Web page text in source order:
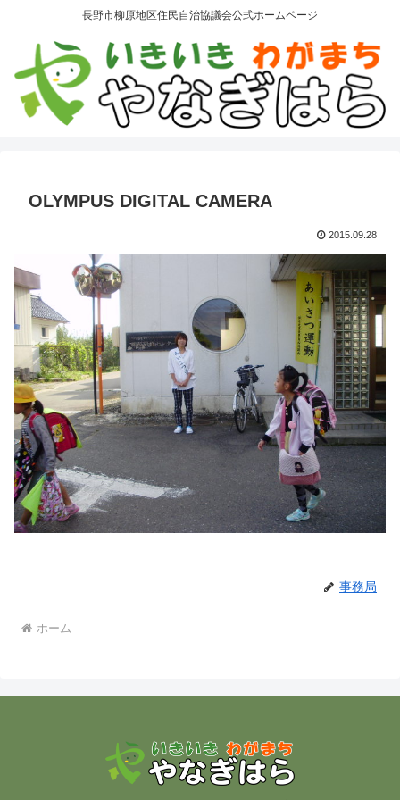
長野市柳原地区住民自治協議会公式ホームページ
OLYMPUS DIGITAL CAMERA
2015.09.28
事務局
ホーム